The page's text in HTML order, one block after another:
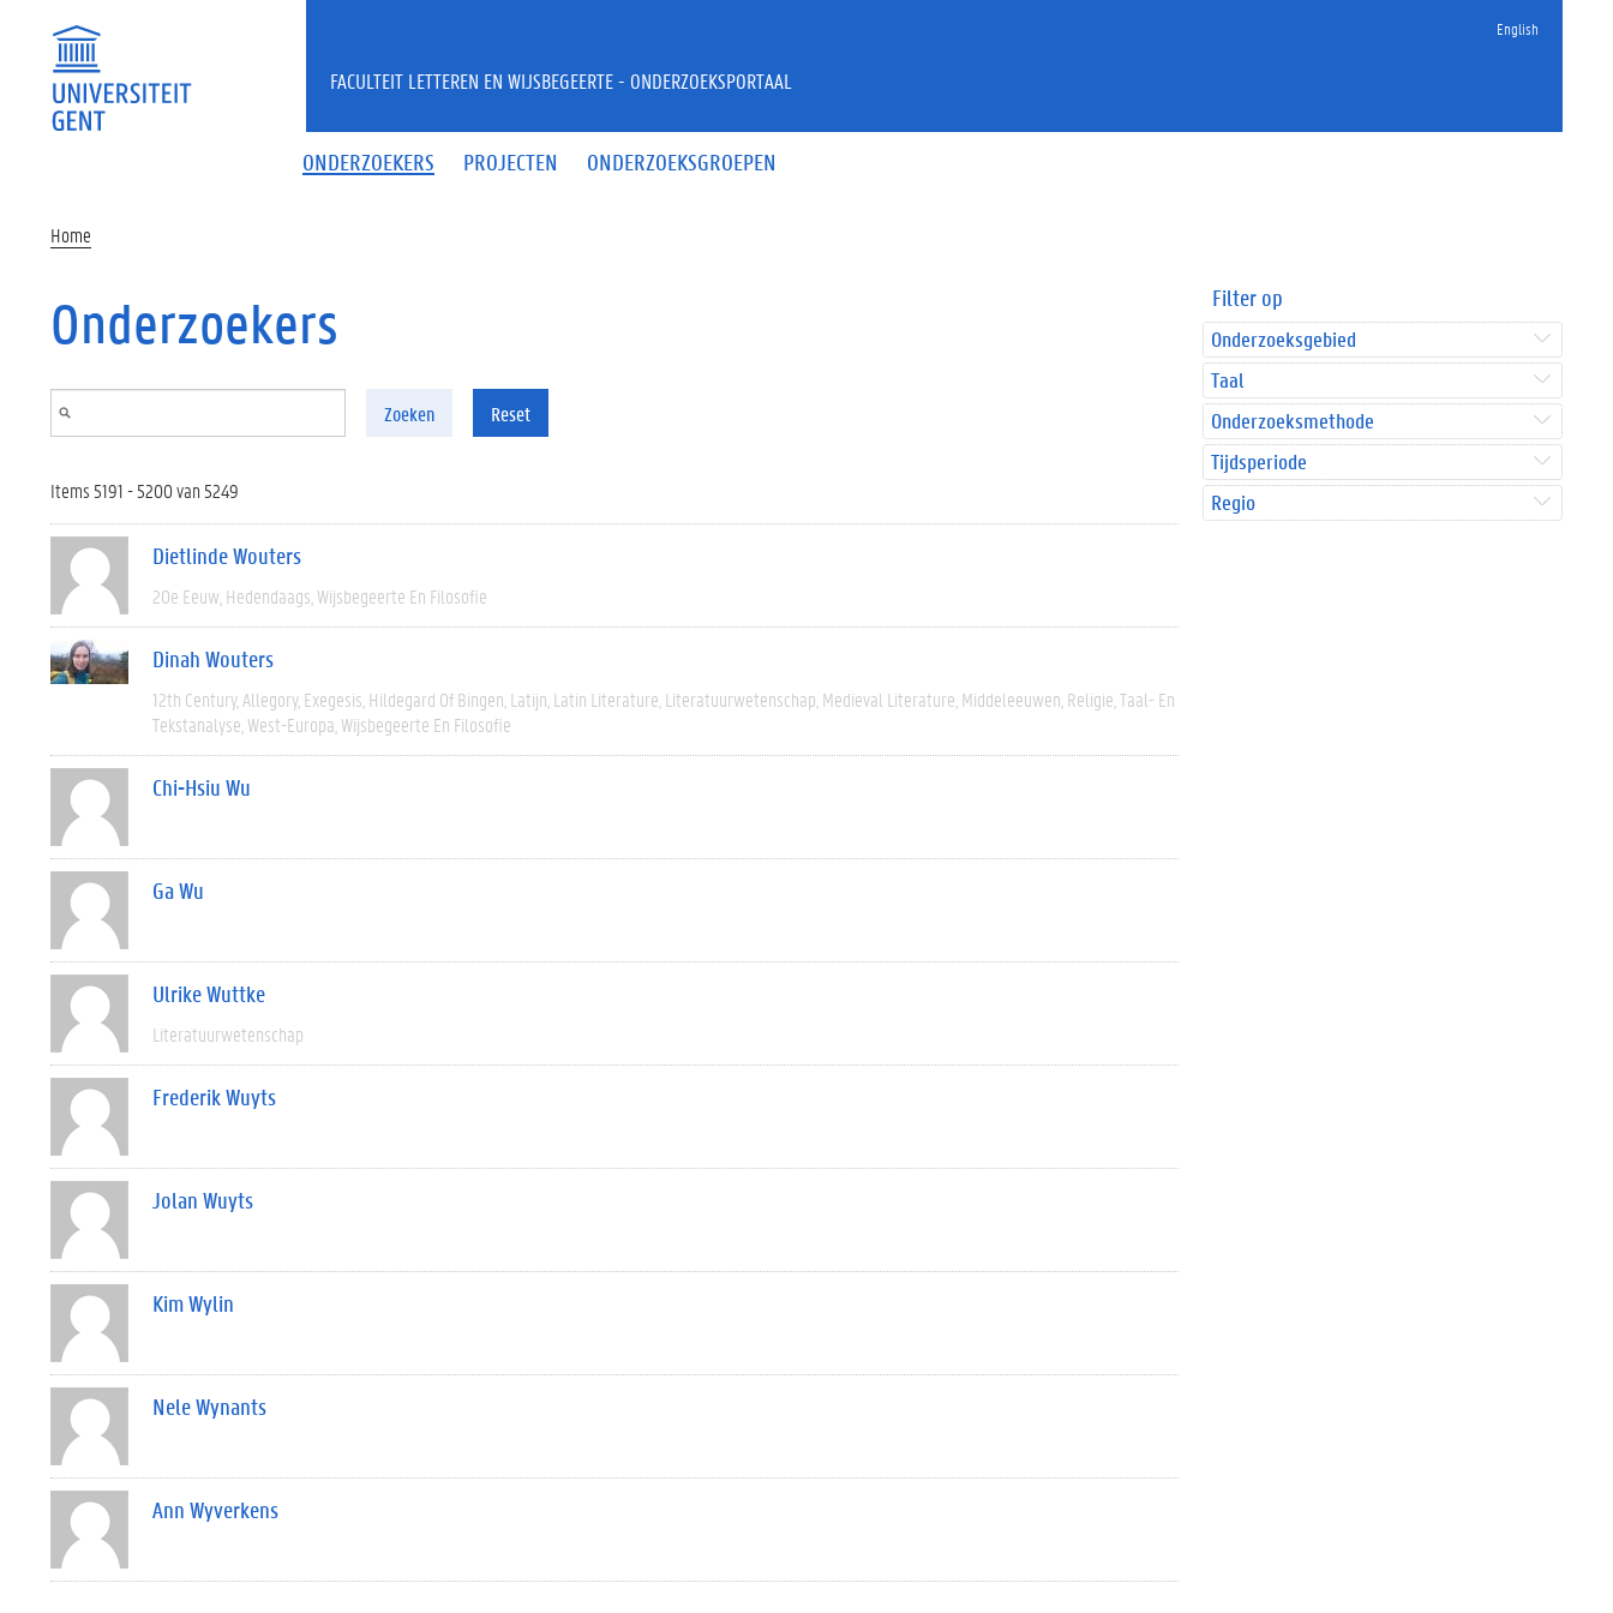
English
ONDERZOEKERS PROJECTEN ONDERZOEKSGROEPEN
FACULTEIT LETTEREN EN WIJSBEGEERTE - ONDERZOEKSPORTAAL
Home
Onderzoekers
Zoeken Reset
Items 5191 - 5200 van 5249
Dietlinde Wouters
20e Eeuw Hedendaags Wijsbegeerte En Filosofie
Dinah Wouters
12th Century Allegory Exegesis Hildegard Of Bingen Latijn Latin Literature Literatuurwetenschap Medieval Literature Middeleeuwen Religie Taal- En
Tekstanalyse West-Europa Wijsbegeerte En Filosofie
Chi-Hsiu Wu
Ga Wu
Ulrike Wuttke
Literatuurwetenschap
Frederik Wuyts
Jolan Wuyts
Kim Wylin
Nele Wynants
Ann Wyverkens
Filter op
Onderzoeksgebied
Taal
Onderzoeksmethode
Tijdsperiode
Regio